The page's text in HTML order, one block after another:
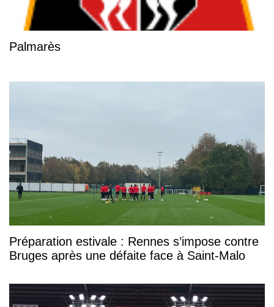
Palmarès
Préparation estivale : Rennes s’impose contre
Bruges après une défaite face à Saint-Malo